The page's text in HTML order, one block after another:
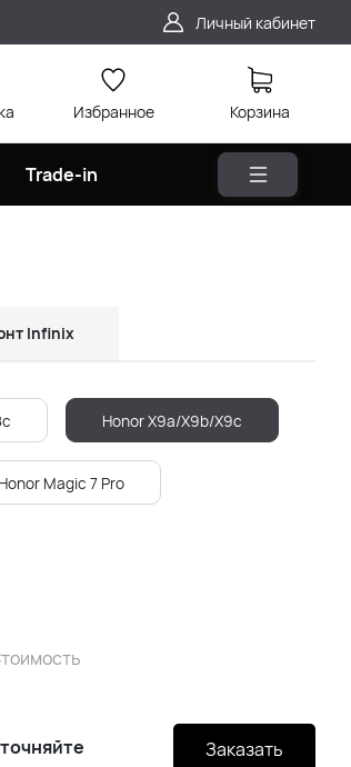
Личный кабинет
Избранное Корзина
Trade-in
Infinix
Honor X9a/X9b/X9c
Honor Magic 7 Pro
Заказать